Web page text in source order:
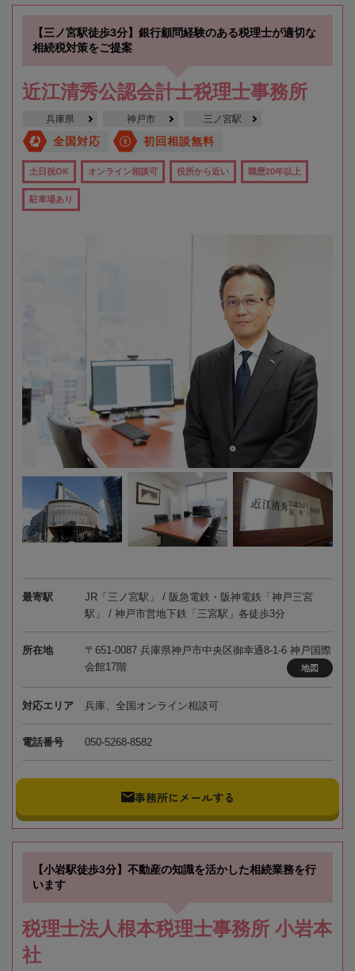
【三ノ宮駅徒歩3分】銀行顧問経験のある税理士が適切な
相続税対策をご提案
近江清秀公認会計士税理士事務所
兵庫県 神戸市 三ノ宮駅
全国対応 初回相談無料
土日祝OK オンライン相談可 役所から近い 職歴20年以上
駐車場あり
最寄駅
JR「三ノ宮駅」 / 阪急電鉄・阪神電鉄「神戸三宮
駅」 / 神戸市営地下鉄「三宮駅」各徒歩3分
所在地
〒651-0087 兵庫県神戸市中央区御幸通8-1-6 神戸国際
会館17階
地図
対応エリア 兵庫、全国オンライン相談可
電話番号 050-5268-8582
事務所にメールする
【小岩駅徒歩3分】不動産の知識を活かした相続業務を行
います
税理士法人根本税理士事務所 小岩本
社